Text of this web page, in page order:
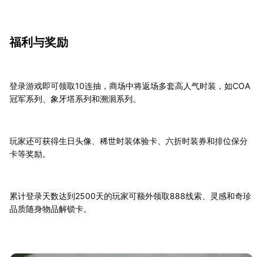
福利与奖励
登录游戏即可领取10连抽，商场中将返场多套高人气时装，如COA
冠军系列、象牙塔系列和溯洄系列。
玩家还可获得生日头像、稀世时装体验卡、六折时装券和排位保分
卡等奖励。
累计登录天数达到2500天的玩家可额外领取888线索、灵感和奇珍
品质随身物品解锁卡。